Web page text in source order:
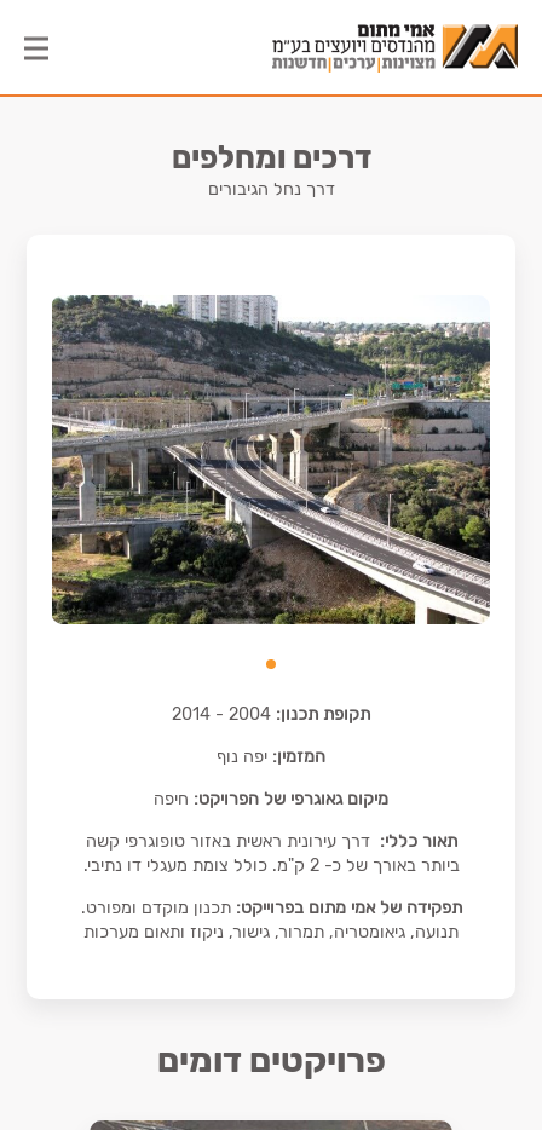
דרכים ומחלפים
דרך נחל הגיבורים
תקופת תכנון: 2004 - 2014
המזמין: יפה נוף
מיקום גאוגרפי של הפרויקט: חיפה
תאור כללי: דרך עירונית ראשית באזור טופוגרפי קשה
ביותר באורך של כ- 2 ק"מ. כולל צומת מעגלי דו נתיבי.
תפקידה של אמי מתום בפרוייקט:תכנון מוקדם ומפורט.
תנועה, גיאומטריה, תמרור, גישור, ניקוז ותאום מערכות
פרויקטים דומים